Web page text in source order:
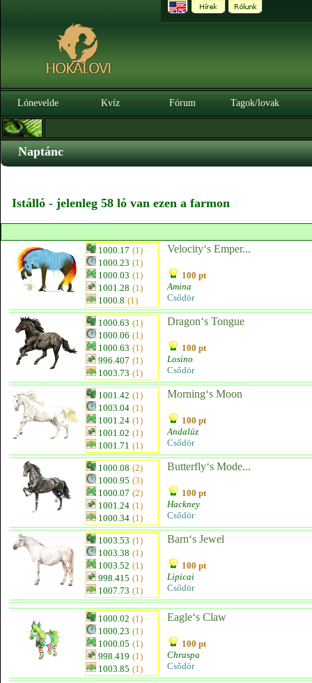
Lónevelde Kvíz Fórum Tagok/lovak
Naptánc
Istálló - jelenleg 58 ló van ezen a farmon
1000.17 (1)
1000.23 (1)
1000.03 (1)
1001.28 (1)
1000.8 (1)
Velocity‘s Emper...
100 pt
Amina
Csődör
1000.63 (1)
1000.06 (1)
1000.63 (1)
996.407 (1)
1003.73 (1)
Dragon‘s Tongue
100 pt
Losino
Csődör
1001.42 (1)
1003.04 (1)
1001.24 (1)
1001.02 (1)
1001.71 (1)
Morning‘s Moon
100 pt
Andalúz
Csődör
1000.08 (2)
1000.95 (3)
1000.07 (2)
1001.24 (1)
1000.34 (1)
Butterfly‘s Mode...
100 pt
Hackney
Csődör
1003.53 (1)
1003.38 (1)
1003.52 (1)
998.415 (1)
1007.73 (1)
Barn‘s Jewel
100 pt
Lipicai
Csődör
1000.02 (1)
1000.23 (1)
1000.05 (1)
998.419 (1)
1003.85 (1)
Eagle‘s Claw
100 pt
Chraspa
Csődör